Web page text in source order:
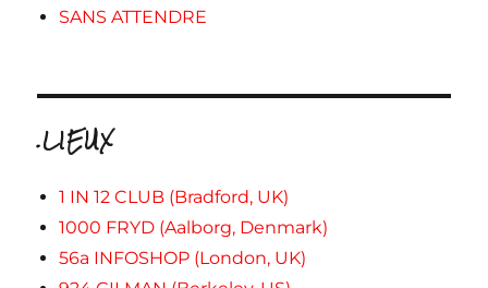
SANS ATTENDRE
.LIEUX
1 IN 12 CLUB (Bradford, UK)
1000 FRYD (Aalborg, Denmark)
56a INFOSHOP (London, UK)